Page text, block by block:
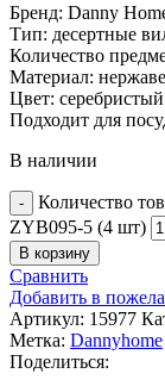
Бренд: Danny
Тип: десертные
Количество
Материал:
Цвет: серебристый
Подходит для
В наличии
Количество
ZYB095-5 (4 шт)
В корзину
Сравнить
Добавить в
Артикул: 15977
Метка: Dannyhome
Поделиться: